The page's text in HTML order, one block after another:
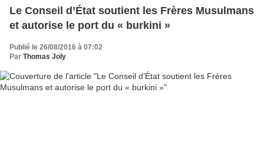
Le Conseil d’État soutient les Frères Musulmans
et autorise le port du « burkini »
Publié le 26/08/2016 à 07:02
Par Thomas Joly